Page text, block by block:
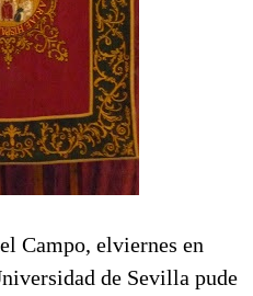
Campo, elviernes en
de Sevilla pude